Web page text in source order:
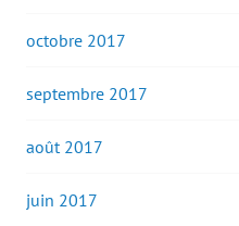
octobre 2017
septembre 2017
août 2017
juin 2017